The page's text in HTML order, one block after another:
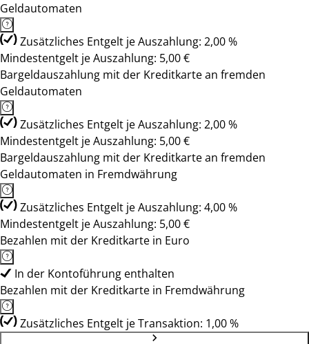
Geldautomaten
Zusätzliches Entgelt je Auszahlung: 2,00 %
Mindestentgelt je Auszahlung: 5,00 €
Bargeldauszahlung mit der Kreditkarte an fremden
Geldautomaten
Zusätzliches Entgelt je Auszahlung: 2,00 %
Mindestentgelt je Auszahlung: 5,00 €
Bargeldauszahlung mit der Kreditkarte an fremden
Geldautomaten in Fremdwährung
Zusätzliches Entgelt je Auszahlung: 4,00 %
Mindestentgelt je Auszahlung: 5,00 €
Bezahlen mit der Kreditkarte in Euro
In der Kontoführung enthalten
Bezahlen mit der Kreditkarte in Fremdwährung
Zusätzliches Entgelt je Transaktion: 1,00 %